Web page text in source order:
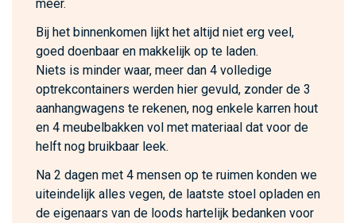
meer.
Bij het binnenkomen lijkt het altijd niet erg veel,
goed doenbaar en makkelijk op te laden.
Niets is minder waar, meer dan 4 volledige
optrekcontainers werden hier gevuld, zonder de 3
aanhangwagens te rekenen, nog enkele karren hout
en 4 meubelbakken vol met materiaal dat voor de
helft nog bruikbaar leek.
Na 2 dagen met 4 mensen op te ruimen konden we
uiteindelijk alles vegen, de laatste stoel opladen en
de eigenaars van de loods hartelijk bedanken voor